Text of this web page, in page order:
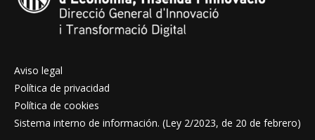
Aviso legal
Política de privacidad
Política de cookies
Sistema interno de información. (Ley 2/2023, de 20 de febrero)